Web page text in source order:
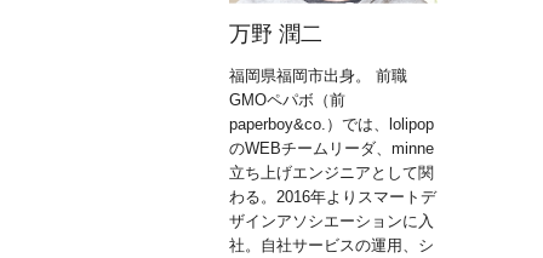
万野 潤二
福岡県福岡市出身。 前職
GMOペパボ（前
paperboy&co.）では、lolipop
のWEBチームリーダ、minne
立ち上げエンジニアとして関
わる。2016年よりスマートデ
ザインアソシエーションに入
社。自社サービスの運用、シ